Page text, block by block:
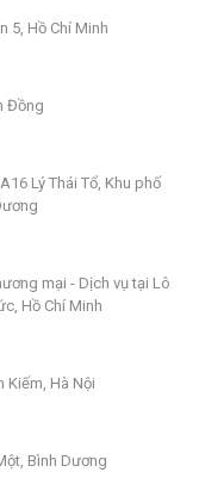
5, Hồ Chí Minh
Đồng
Lý Thái Tổ, Khu phố
mại - Dịch vụ tại Lô
Hồ Chí Minh
Kiếm, Hà Nội
Bình Dương